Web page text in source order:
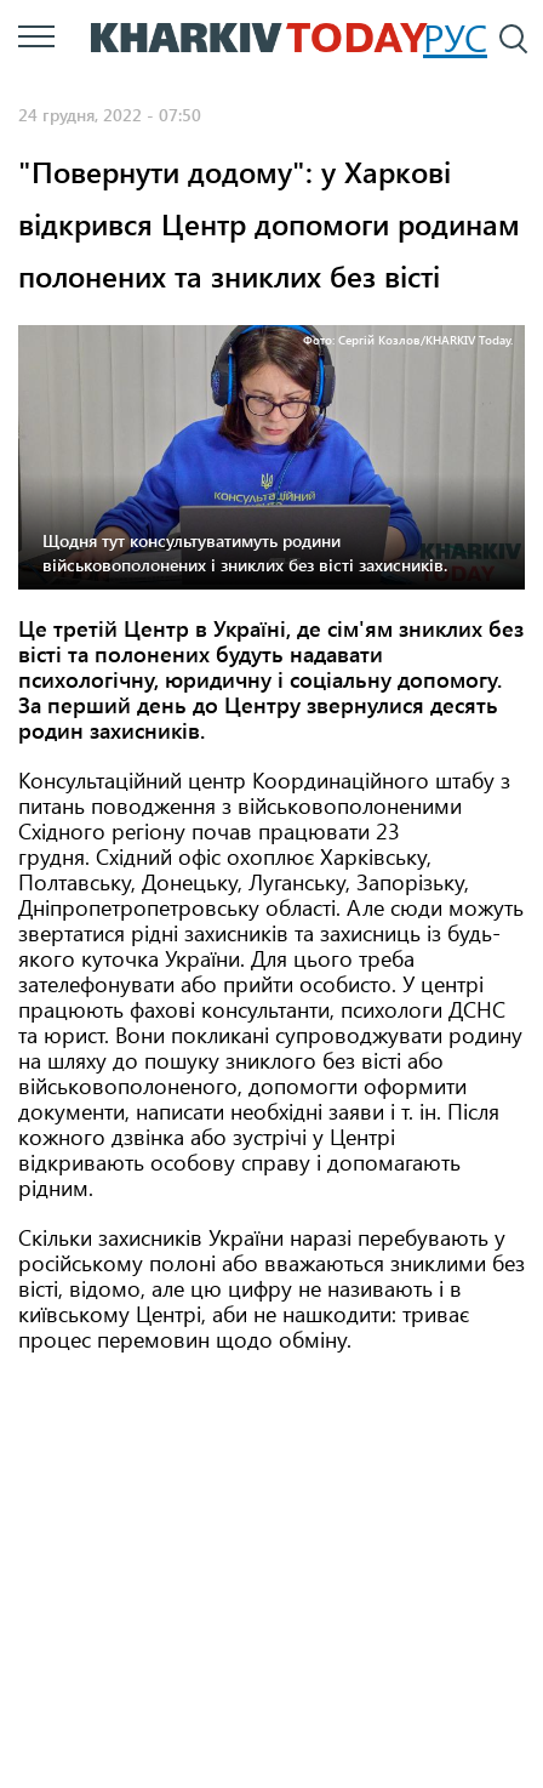
Перейти
до
РУС
24 грудня, 2022 - 07:50
"Повернути додому": у Харкові
відкрився Центр допомоги родинам
полонених та зниклих без вісті
Фото: Сергій Козлов/KHARKIV Today.
Щодня тут консультуватимуть родини
військовополонених і зниклих без вісті захисників.
Це третій Центр в Україні, де сім'ям зниклих без
вісті та полонених будуть надавати
психологічну, юридичну і соціальну допомогу.
За перший день до Центру звернулися десять
родин захисників.
Консультаційний центр Координаційного штабу з
питань поводження з військовополоненими
Східного регіону почав працювати 23
грудня. Східний офіс охоплює Харківську,
Полтавську, Донецьку, Луганську, Запорізьку,
Дніпропетропетровську області. Але сюди можуть
звертатися рідні захисників та захисниць із будь-
якого куточка України. Для цього треба
зателефонувати або прийти особисто. У центрі
працюють фахові консультанти, психологи ДСНС
та юрист. Вони покликані супроводжувати родину
на шляху до пошуку зниклого без вісті або
військовополоненого, допомогти оформити
документи, написати необхідні заяви і т. ін. Після
кожного дзвінка або зустрічі у Центрі
відкривають особову справу і допомагають
рідним.
Скільки захисників України наразі перебувають у
російському полоні або вважаються зниклими без
вісті, відомо, але цю цифру не називають і в
київському Центрі, аби не нашкодити: триває
процес перемовин щодо обміну.